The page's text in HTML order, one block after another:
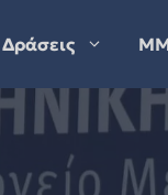
Δράσεις